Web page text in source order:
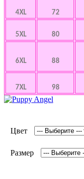
4XL 72
5XL 80
6XL 88
7XL 98
Цвет
Размер